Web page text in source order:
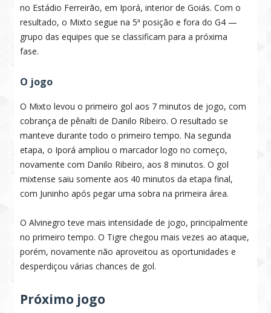
no Estádio Ferreirão, em Iporá, interior de Goiás. Com o
resultado, o Mixto segue na 5ª posição e fora do G4 —
grupo das equipes que se classificam para a próxima
fase.
O jogo
O Mixto levou o primeiro gol aos 7 minutos de jogo, com
cobrança de pênalti de Danilo Ribeiro. O resultado se
manteve durante todo o primeiro tempo. Na segunda
etapa, o Iporá ampliou o marcador logo no começo,
novamente com Danilo Ribeiro, aos 8 minutos. O gol
mixtense saiu somente aos 40 minutos da etapa final,
com Juninho após pegar uma sobra na primeira área.
O Alvinegro teve mais intensidade de jogo, principalmente
no primeiro tempo. O Tigre chegou mais vezes ao ataque,
porém, novamente não aproveitou as oportunidades e
desperdiçou várias chances de gol.
Próximo jogo